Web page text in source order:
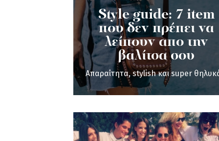
Style guide: 7 item
που δεν πρέπει να
λείπουν απο την
βαλίτσα σου
Aπαραίτητα, stylish και super